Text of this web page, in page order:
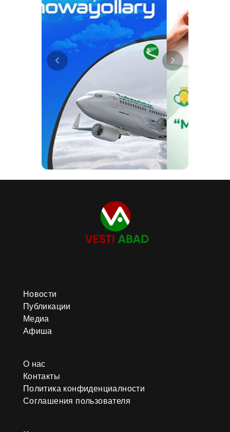
Новости
Публикации
Медиа
Афиша
О нас
Контакты
Политика конфиденциалности
Соглашения пользователя